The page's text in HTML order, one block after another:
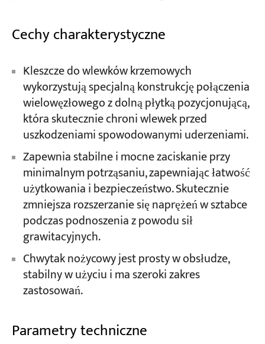
Cechy charakterystyczne
Kleszcze do wlewków krzemowych
wykorzystują specjalną konstrukcję połączenia
wielowęzłowego z dolną płytką pozycjonującą,
która skutecznie chroni wlewek przed
uszkodzeniami spowodowanymi uderzeniami.
Zapewnia stabilne i mocne zaciskanie przy
minimalnym potrząsaniu, zapewniając łatwość
użytkowania i bezpieczeństwo. Skutecznie
zmniejsza rozszerzanie się naprężeń w sztabce
podczas podnoszenia z powodu sił
grawitacyjnych.
Chwytak nożycowy jest prosty w obsłudze,
stabilny w użyciu i ma szeroki zakres
zastosowań.
Parametry techniczne